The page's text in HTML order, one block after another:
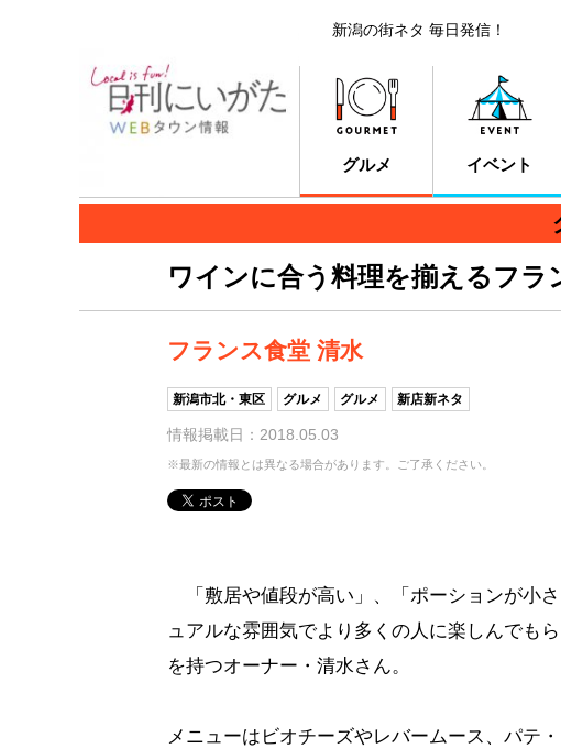
新潟の街ネタ 毎日発信！
グルメ イベント
ワインに合う料理を揃えるフラ
フランス食堂 清水
新潟市北・東区 グルメ グルメ 新店新ネタ
情報掲載日：2018.05.03
※最新の情報とは異なる場合があります。ご了承ください。
「敷居や値段が高い」、「ポーションが小
ュアルな雰囲気でより多くの人に楽しんでも
を持つオーナー・清水さん。
メニューはビオチーズやレバームース、パテ